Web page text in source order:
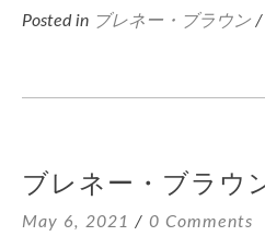
Posted in ブレネー・ブラウン /
ブレネー・ブラウ
May 6, 2021 0 Comments